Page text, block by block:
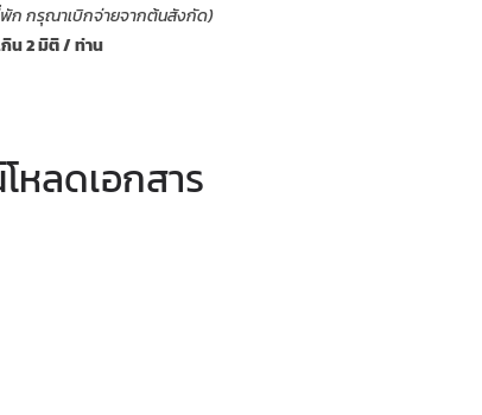
พัก กรุณาเบิกจ่ายจากต้นสังกัด)
กิน 2 มิติ / ท่าน
หลดเอกสาร